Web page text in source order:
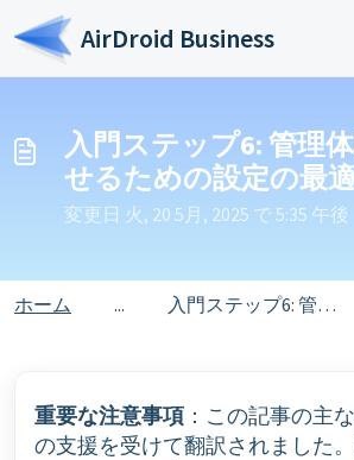
メインコンテンツに移動
AirDroid Business
入門ステップ6: 管理
せるための設定の最
変更日 火, 20 5月, 2025 で 5:35 午後
ホーム ... 入門ステップ6: 管理体験を向上させるための設定の最適化
重要な注意事項 ：この記事の主
の支援を受けて翻訳されました